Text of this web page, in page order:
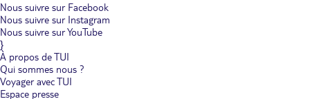
Nous suivre sur Facebook
Nous suivre sur Instagram
Nous suivre sur YouTube
}
À propos de TUI
Qui sommes nous ?
Voyager avec TUI
Espace presse